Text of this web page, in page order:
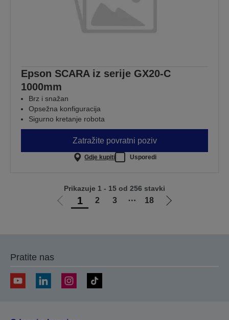
Epson SCARA iz serije GX20-C
1000mm
Brz i snažan
Opsežna konfiguracija
Sigurno kretanje robota
Zatražite povratni poziv
Gdje kupiti Usporedi
Idi
1 2 3 ⋯ 18
Idi
Prikazuje 1 - 15 od 256 stavki
Pratite nas